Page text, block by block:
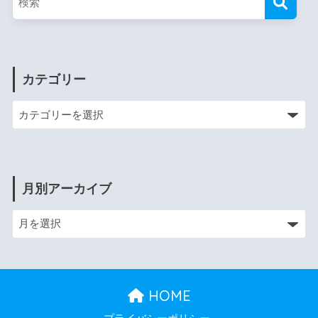
カテゴリー
月別アーカイブ
HOME